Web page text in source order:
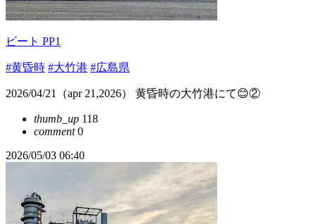
ビート PP1
#黄昏時 #大竹港 #広島県
2026/04/21（apr 21,2026） 黄昏時の大竹港にて😊②
thumb_up 118
comment0
2026/05/03 06:40